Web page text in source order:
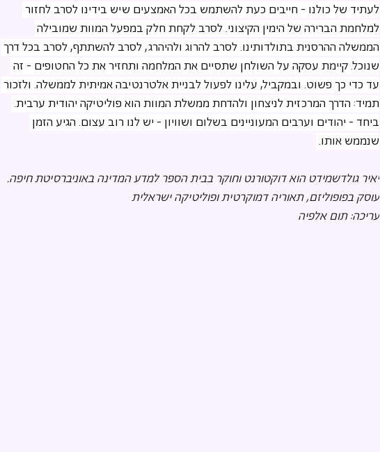
לעתיד של כולנו - חייבים כעת להשתמש בכל האמצעים שיש בידינו לסרב לחזור
למלחמת הברירה של הימין הקיצוני. לסרב לקחת חלק במפעל המוות שמובילה
הממשלה ההרסנית בתולדותינו. לסרב להרוג ולהיהרג, לסרב להשתתף, לסרב בכל דרך
שנוכל. קיימת עסקה על השולחן שתסיים את המלחמה ותחזיר את כל החטופים - זה
עד כדי כך פשוט. ובמקביל, עלינו לפעול לבניית אלטרנטיבה אמיתית לממשלה. ולזכור
תמיד: הדרך המרכזית לניצחון ולהדחת ממשלת המוות הוא פוליטיקה יהודית ערבית.
ביחד - יהודים וערבים המעוניינים בשלום ושוויון - יש לנו רוב עצום. הגיע הזמן
שנממש אותו.
יאיר גולדשמידט הוא דוקטורנט וחוקר בבית הספר למדע המדינה באוניברסיטת חיפה.
עוסק בפופוליזם, תאוריה דמוקרטית ופוליטיקה ישראלית
עריכה: תום אלפיה